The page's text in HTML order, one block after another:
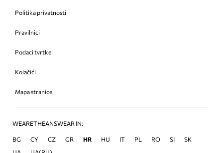
Politika privatnosti
Pravilnici
Podaci tvrtke
Kolačići
Mapa stranice
WEARETHEANSWEAR IN:
BG CY CZ GR HR HU IT PL RO SI
SK